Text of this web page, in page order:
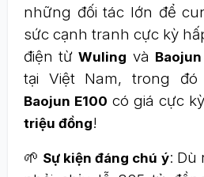
những đối tác lớn để
sức cạnh tranh cực kỳ
điện từWuling và Baojun
tại Việt Nam, trong
Baojun E100 có giá cực
triệu đồng!
🌱 Sự kiện đáng chú ý: Dù